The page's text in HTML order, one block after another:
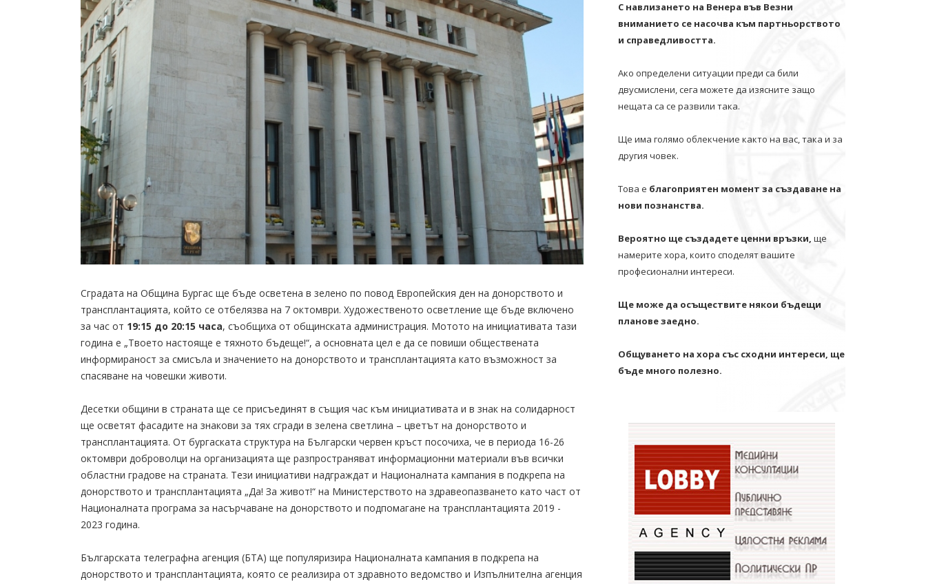
Сградата на Община Бургас ще бъде осветена в зелено по повод Европейския ден на донорството и
трансплантацията, който се отбелязва на 7 октомври. Художественото осветление ще бъде включено
за час от 19:15 до 20:15 часа, съобщиха от общинската администрация. Мотото на инициативата тази
година е „Твоето настояще е тяхното бъдеще!“, а основната цел е да се повиши обществената
информираност за смисъла и значението на донорството и трансплантацията като възможност за
спасяване на човешки животи.
Десетки общини в страната ще се присъединят в същия час към инициативата и в знак на солидарност
ще осветят фасадите на знакови за тях сгради в зелена светлина – цветът на донорството и
трансплантацията. От бургаската структура на Български червен кръст посочиха, че в периода 16-26
октомври доброволци на организацията ще разпространяват информационни материали във всички
областни градове на страната. Тези инициативи надграждат и Националната кампания в подкрепа на
донорството и трансплантацията „Да! За живот!“ на Министерството на здравеопазването като част от
Националната програма за насърчаване на донорството и подпомагане на трансплантацията 2019 -
2023 година.
Българската телеграфна агенция (БТА) ще популяризира Националната кампания в подкрепа на
донорството и трансплантацията, която се реализира от здравното ведомство и Изпълнителна агенция
С навлизането на Венера във Везни
вниманието се насочва към партньорството
и справедливостта.
Ако определени ситуации преди са били
двусмислени, сега можете да изясните защо
нещата са се развили така.
Ще има голямо облекчение както на вас, така и за
другия човек.
Това е благоприятен момент за създаване на
нови познанства.
Вероятно ще създадете ценни връзки, ще
намерите хора, които споделят вашите
професионални интереси.
Ще може да осъществите някои бъдещи
планове заедно.
Общуването на хора със сходни интереси, ще
бъде много полезно.